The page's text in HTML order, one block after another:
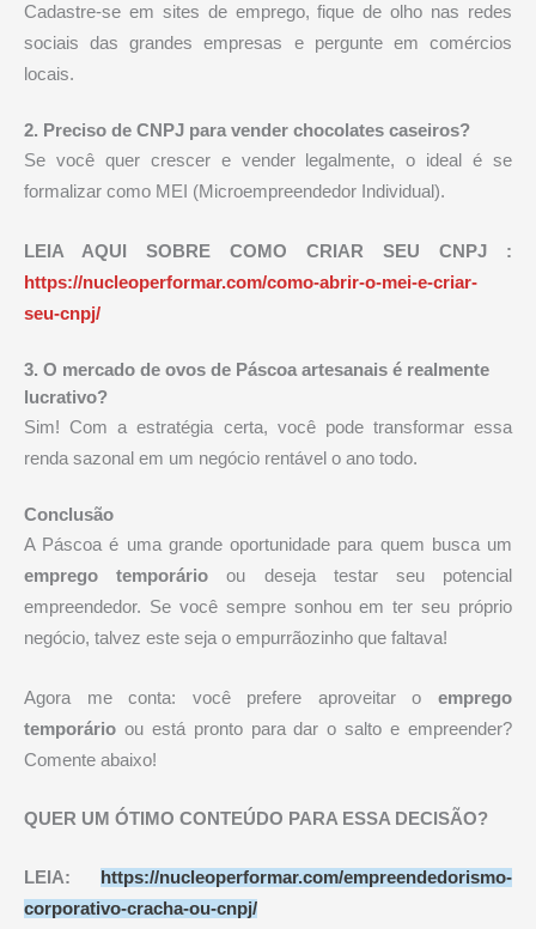
Cadastre-se em sites de emprego, fique de olho nas redes
sociais das grandes empresas e pergunte em comércios
locais.
2. Preciso de CNPJ para vender chocolates caseiros?
Se você quer crescer e vender legalmente, o ideal é se
formalizar como MEI (Microempreendedor Individual).
LEIA AQUI SOBRE COMO CRIAR SEU CNPJ :
https://nucleoperformar.com/como-abrir-o-mei-e-criar-
seu-cnpj/
3. O mercado de ovos de Páscoa artesanais é realmente
lucrativo?
Sim! Com a estratégia certa, você pode transformar essa
renda sazonal em um negócio rentável o ano todo.
Conclusão
A Páscoa é uma grande oportunidade para quem busca um
emprego temporário ou deseja testar seu potencial
empreendedor. Se você sempre sonhou em ter seu próprio
negócio, talvez este seja o empurrãozinho que faltava!
Agora me conta: você prefere aproveitar o emprego
temporário ou está pronto para dar o salto e empreender?
Comente abaixo!
QUER UM ÓTIMO CONTEÚDO PARA ESSA DECISÃO?
LEIA:
https://nucleoperformar.com/empreendedorismo-
corporativo-cracha-ou-cnpj/